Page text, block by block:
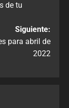
de tu
Siguiente:
para abril de
2022